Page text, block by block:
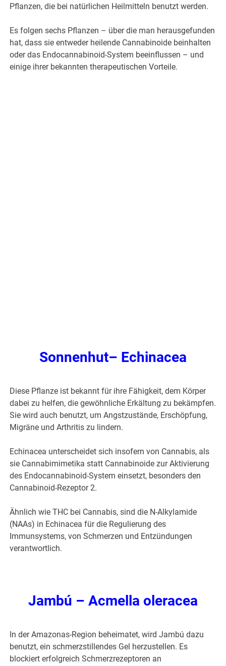
Pflanzen, die bei natürlichen Heilmitteln benutzt werden.
Es folgen sechs Pflanzen – über die man herausgefunden
hat, dass sie entweder heilende Cannabinoide beinhalten
oder das Endocannabinoid-System beeinflussen – und
einige ihrer bekannten therapeutischen Vorteile.
Sonnenhut– Echinacea
Diese Pflanze ist bekannt für ihre Fähigkeit, dem Körper
dabei zu helfen, die gewöhnliche Erkältung zu bekämpfen.
Sie wird auch benutzt, um Angstzustände, Erschöpfung,
Migräne und Arthritis zu lindern.
Echinacea unterscheidet sich insofern von Cannabis, als
sie Cannabimimetika statt Cannabinoide zur Aktivierung
des Endocannabinoid-System einsetzt, besonders den
Cannabinoid-Rezeptor 2.
Ähnlich wie THC bei Cannabis, sind die N-Alkylamide
(NAAs) in Echinacea für die Regulierung des
Immunsystems, von Schmerzen und Entzündungen
verantwortlich.
Jambú – Acmella oleracea
In der Amazonas-Region beheimatet, wird Jambú dazu
benutzt, ein schmerzstillendes Gel herzustellen. Es
blockiert erfolgreich Schmerzrezeptoren an